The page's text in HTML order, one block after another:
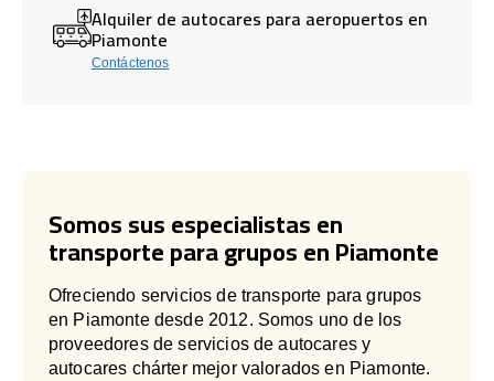
Alquiler de autocares para aeropuertos en
Piamonte
Contáctenos
Somos sus especialistas en
transporte para grupos en Piamonte
Ofreciendo servicios de transporte para grupos
en Piamonte desde 2012. Somos uno de los
proveedores de servicios de autocares y
autocares chárter mejor valorados en Piamonte.